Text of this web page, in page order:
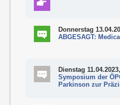
Donnerstag
ABGESAGT:
Dienstag
Symposium der
Parkinson zur